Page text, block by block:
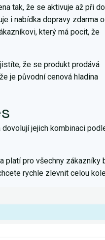
tak, že se aktivuje až při
i nabídka dopravy zdarma
který má pocit, že
že se produkt prodává
je původní cenová hladina
jejich kombinaci
platí pro všechny zákazníky
rychle zlevnit celou